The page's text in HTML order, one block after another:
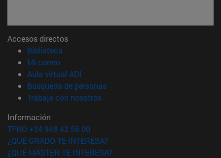
Accesos directos
Biblioteca
Mi correo(abre en nueva ventana)
Aula virtual ADI
Búsqueda de personas(abre en nueva ventana)
Trabaja con nosotros(abre en nueva ventana)
Información
TFNO +34 948 42 56 00
¿QUÉ GRADO TE INTERESA?
¿QUÉ MÁSTER TE INTERESA?